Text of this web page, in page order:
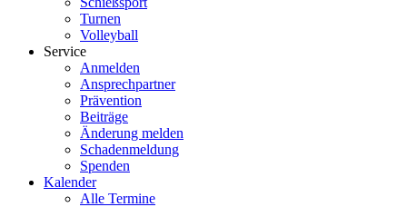
Turnen
Volleyball
Service
Anmelden
Ansprechpartner
Prävention
Beiträge
Änderung melden
Schadenmeldung
Spenden
Kalender
Alle Termine